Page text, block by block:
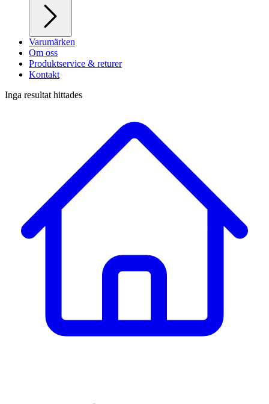
Varumärken
Om oss
Produktservice & returer
Kontakt
Inga resultat hittades